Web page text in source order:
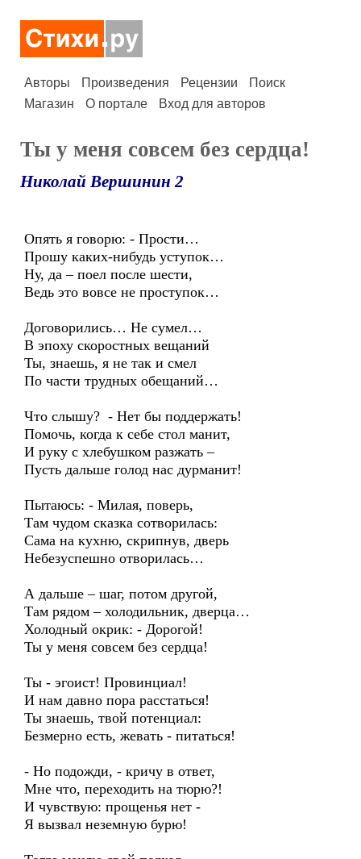
Авторы Произведения Рецензии
Поиск
Магазин
О портале Вход для авторов
Ты у меня совсем без сердца!
Николай Вершинин 2
Опять я говорю: - Прости…
Прошу каких-нибудь уступок…
Ну, да – поел после шести,
Ведь это вовсе не проступок…
Договорились… Не сумел…
В эпоху скоростных вещаний
Ты, знаешь, я не так и смел
По части трудных обещаний…
Что слышу? - Нет бы поддержать!
Помочь, когда к себе стол манит,
И руку с хлебушком разжать –
Пусть дальше голод нас дурманит!
Пытаюсь: - Милая, поверь,
Там чудом сказка сотворилась:
Сама на кухню, скрипнув, дверь
Небезуспешно отворилась…
А дальше – шаг, потом другой,
Там рядом – холодильник, дверца…
Холодный окрик: - Дорогой!
Ты у меня совсем без сердца!
Ты - эгоист! Провинциал!
И нам давно пора расстаться!
Ты знаешь, твой потенциал:
Безмерно есть, жевать - питаться!
- Но подожди, - кричу в ответ,
Мне что, переходить на тюрю?!
И чувствую: прощенья нет -
Я вызвал неземную бурю!